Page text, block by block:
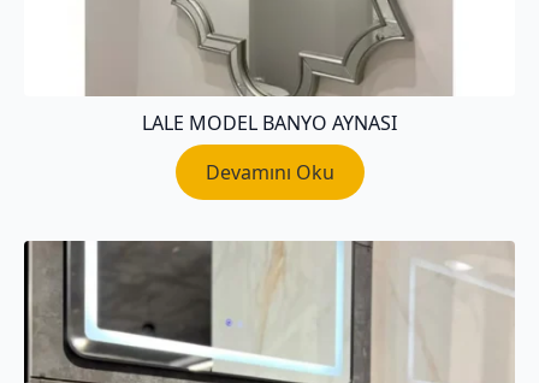
LALE MODEL BANYO AYNASI
Devamını Oku